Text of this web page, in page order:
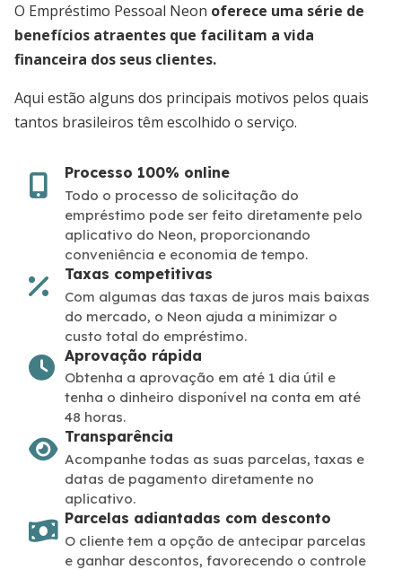
O Empréstimo Pessoal Neon oferece uma série de
benefícios atraentes que facilitam a vida
financeira dos seus clientes.
Aqui estão alguns dos principais motivos pelos quais
tantos brasileiros têm escolhido o serviço.
Processo 100% online
Todo o processo de solicitação do
empréstimo pode ser feito diretamente pelo
aplicativo do Neon, proporcionando
conveniência e economia de tempo.
Taxas competitivas
Com algumas das taxas de juros mais baixas
do mercado, o Neon ajuda a minimizar o
custo total do empréstimo.
Aprovação rápida
Obtenha a aprovação em até 1 dia útil e
tenha o dinheiro disponível na conta em até
48 horas.
Transparência
Acompanhe todas as suas parcelas, taxas e
datas de pagamento diretamente no
aplicativo.
Parcelas adiantadas com desconto
O cliente tem a opção de antecipar parcelas
e ganhar descontos, favorecendo o controle